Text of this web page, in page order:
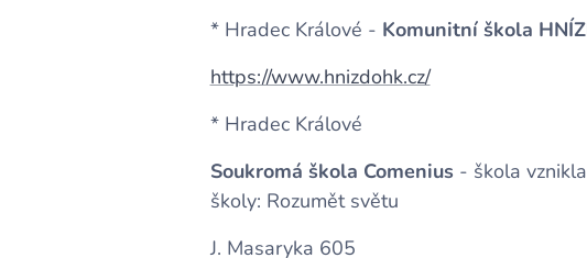
* Hradec Králové - Komunitní škola
https://www.hnizdohk.cz/
* Hradec Králové
Soukromá škola Comenius - škola
školy: Rozumět světu
J. Masaryka 605